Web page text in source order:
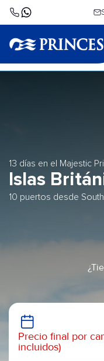
13 días en el Majestic
Islas
10 puertos desde
Precio final por
incluidos)